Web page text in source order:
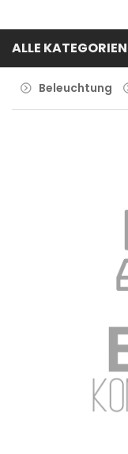
ALLE KATEGORIEN
Beleuchtung